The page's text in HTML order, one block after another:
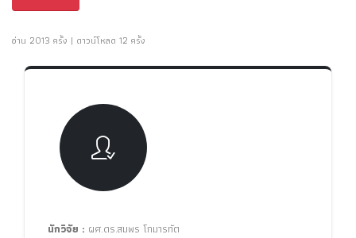
อ่าน 2013 ครั้ง | ดาวน์โหลด 12 ครั้ง
นักวิจัย : ผศ.ดร.สมพร โกมารทัต